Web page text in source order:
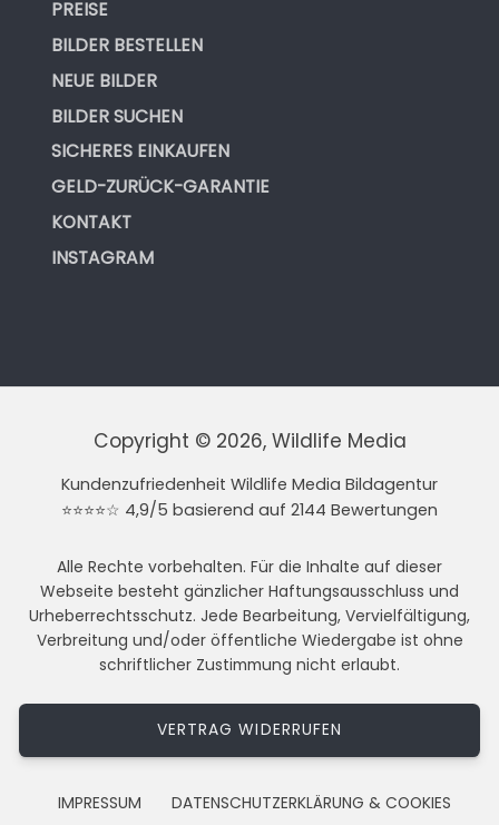
PREISE
BILDER BESTELLEN
NEUE BILDER
BILDER SUCHEN
SICHERES EINKAUFEN
GELD-ZURÜCK-GARANTIE
KONTAKT
INSTAGRAM
Copyright © 2026, Wildlife Media
Kundenzufriedenheit Wildlife Media Bildagentur
⭐⭐⭐⭐☆ 4,9/5 basierend auf 2144 Bewertungen
Alle Rechte vorbehalten. Für die Inhalte auf dieser
Webseite besteht gänzlicher Haftungsausschluss und
Urheberrechtsschutz. Jede Bearbeitung, Vervielfältigung,
Verbreitung und/oder öffentliche Wiedergabe ist ohne
schriftlicher Zustimmung nicht erlaubt.
VERTRAG WIDERRUFEN
IMPRESSUM
DATENSCHUTZERKLÄRUNG & COOKIES